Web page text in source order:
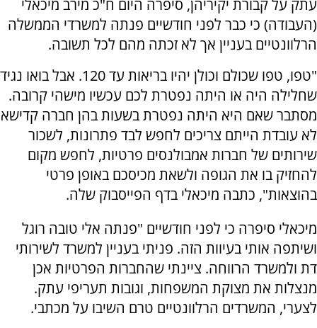
עתק על קבורת יקיריהן, סיפרה היום ח"כ מירב מיכאלי
(העבודה) כי כבר לפני חודשיים פנתה למשרדי הממשלה
הרלוונטיים בעניין אך לא זכתה מהם לכל תשובה.
"טפו, טפו שכולם וכולן יהיו בריאות עד 120. אבל בואו נגיד
שחלילה היה או היתה נפטרת לכם עכשיו מישהי קרובה.
מסתבר שאם היא היתה נפטרת בשעות בהן חברה קדישא
לא עובדת הייתם צריכים לחפש לבד פתרונות, לשכור
שירותים של חברות אמבולנסים פרטיות, לחפש מקום
להחזיק בו את הגופה ולשאת מכיסכם באופן פרטי
בהוצאות", כתבה מיכאלי בדף הפייסבוק שלה.
מיכאלי סיפרה כי לפני חודשיים "פנתה אלי טובה רוגל
ושיתפה אותי בעיוות הזה. פניתי בעניין למשרד לשירותי
דת ולמשרד הרווחה. ציינתי שהחברות הפרטיות אכן
מנצלות את מצוקת המשפחות, וגובות תעריפי עתק.
לצערי, המשרדים הרלוונטיים טרם השיבו על מכתבי.